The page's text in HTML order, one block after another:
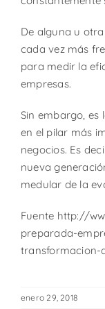
De alguna u
cada vez más
para medir la
empresas.
Sin embargo, es
en el pilar más
negocios. Es
nueva
medular de la
Fuente http://
preparada-
transformacion-
enero 29, 2018